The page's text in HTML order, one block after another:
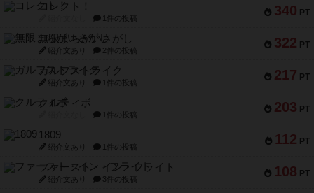
340 PT
コレクト！
1件の投稿
322 PT
無限まちがいさがし
紹介文あり 2件の投稿
217 PT
ガルフストライク
紹介文あり 1件の投稿
203 PT
クルティボ
1件の投稿
112 PT
1809
紹介文あり 1件の投稿
108 PT
ファースト・イン・フライト
紹介文あり 3件の投稿